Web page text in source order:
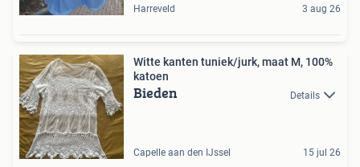
Harreveld 3 aug 26
Witte kanten tuniek/jurk, maat M, 100%
katoen
Bieden Details
Capelle aan den IJssel 15 jul 26